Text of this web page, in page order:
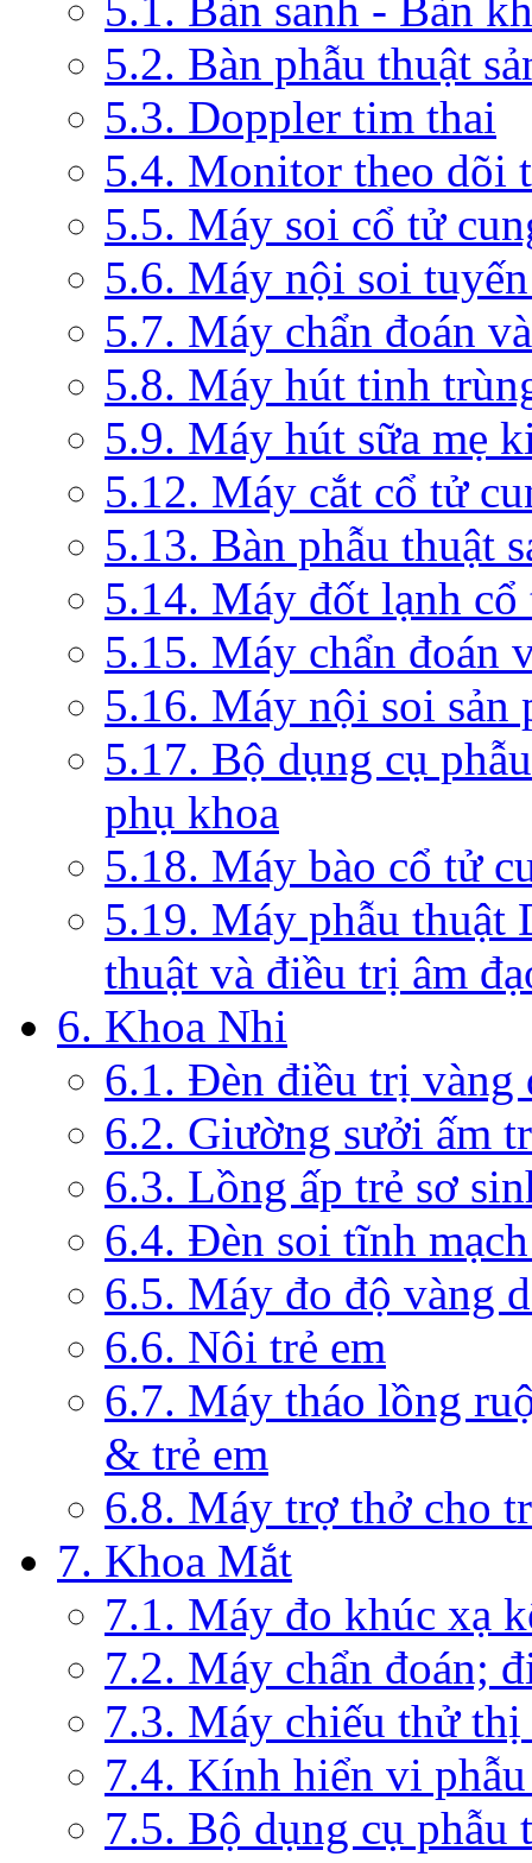
5.2. Bàn phẫu thuật
5.3. Doppler tim thai
5.4. Monitor theo dõi
5.5. Máy soi cổ tử
5.6. Máy nội soi
5.7. Máy chẩn đoán
5.8. Máy hút tinh
5.9. Máy hút sữa mẹ
5.12. Máy cắt cổ tử
5.13. Bàn phẫu thuật
5.14. Máy đốt lạnh
5.15. Máy chẩn đoán
5.16. Máy nội soi sản
5.17. Bộ dụng cụ
phụ khoa
5.18. Máy bào cổ tử
5.19. Máy phẫu thuật
thuật và điều trị âm
6. Khoa Nhi
6.1. Đèn điều trị vàng
6.2. Giường sưởi ấm
6.3. Lồng ấp trẻ sơ
6.4. Đèn soi tĩnh
6.5. Máy đo độ vàng
6.6. Nôi trẻ em
6.7. Máy tháo lồng
& trẻ em
6.8. Máy trợ thở cho
7. Khoa Mắt
7.1. Máy đo khúc xạ
7.2. Máy chẩn đoán;
7.3. Máy chiếu thử
7.4. Kính hiển vi
7.5. Bộ dụng cụ phẫu